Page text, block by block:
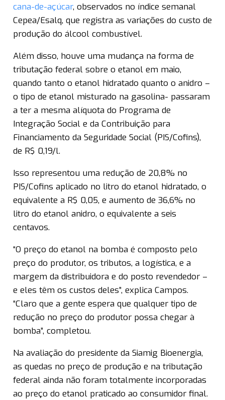
cana-de-açúcar, observados no índice semanal
Cepea/Esalq, que registra as variações do custo de
produção do álcool combustível.
Além disso, houve uma mudança na forma de
tributação federal sobre o etanol em maio,
quando tanto o etanol hidratado quanto o anidro –
o tipo de etanol misturado na gasolina- passaram
a ter a mesma alíquota do Programa de
Integração Social e da Contribuição para
Financiamento da Seguridade Social (PIS/Cofins),
de R$ 0,19/l.
Isso representou uma redução de 20,8% no
PIS/Cofins aplicado no litro do etanol hidratado, o
equivalente a R$ 0,05, e aumento de 36,6% no
litro do etanol anidro, o equivalente a seis
centavos.
“O preço do etanol na bomba é composto pelo
preço do produtor, os tributos, a logística, e a
margem da distribuidora e do posto revendedor –
e eles têm os custos deles”, explica Campos.
“Claro que a gente espera que qualquer tipo de
redução no preço do produtor possa chegar à
bomba”, completou.
Na avaliação do presidente da Siamig Bioenergia,
as quedas no preço de produção e na tributação
federal ainda não foram totalmente incorporadas
ao preço do etanol praticado ao consumidor final.